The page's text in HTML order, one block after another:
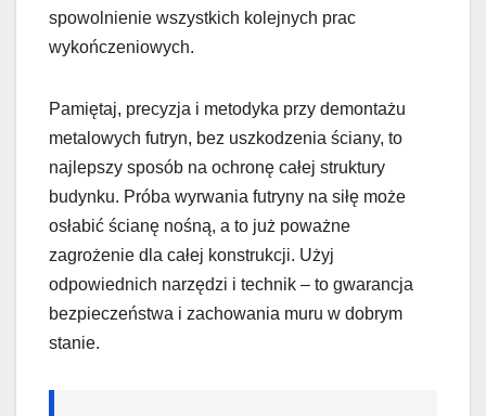
spowolnienie wszystkich kolejnych prac
wykończeniowych.
Pamiętaj, precyzja i metodyka przy demontażu
metalowych futryn, bez uszkodzenia ściany, to
najlepszy sposób na ochronę całej struktury
budynku. Próba wyrwania futryny na siłę może
osłabić ścianę nośną, a to już poważne
zagrożenie dla całej konstrukcji. Użyj
odpowiednich narzędzi i technik – to gwarancja
bezpieczeństwa i zachowania muru w dobrym
stanie.